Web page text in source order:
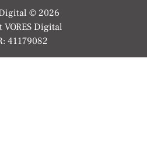
© 2026
VORES Digital
41179082